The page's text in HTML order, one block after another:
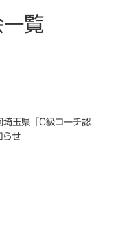
一覧
玉県「C級コーチ認
らせ